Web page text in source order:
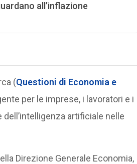
all’inflazione
(Questioni di Economia e
per le imprese, i lavoratori e i
artificiale nelle
Direzione Generale Economia,